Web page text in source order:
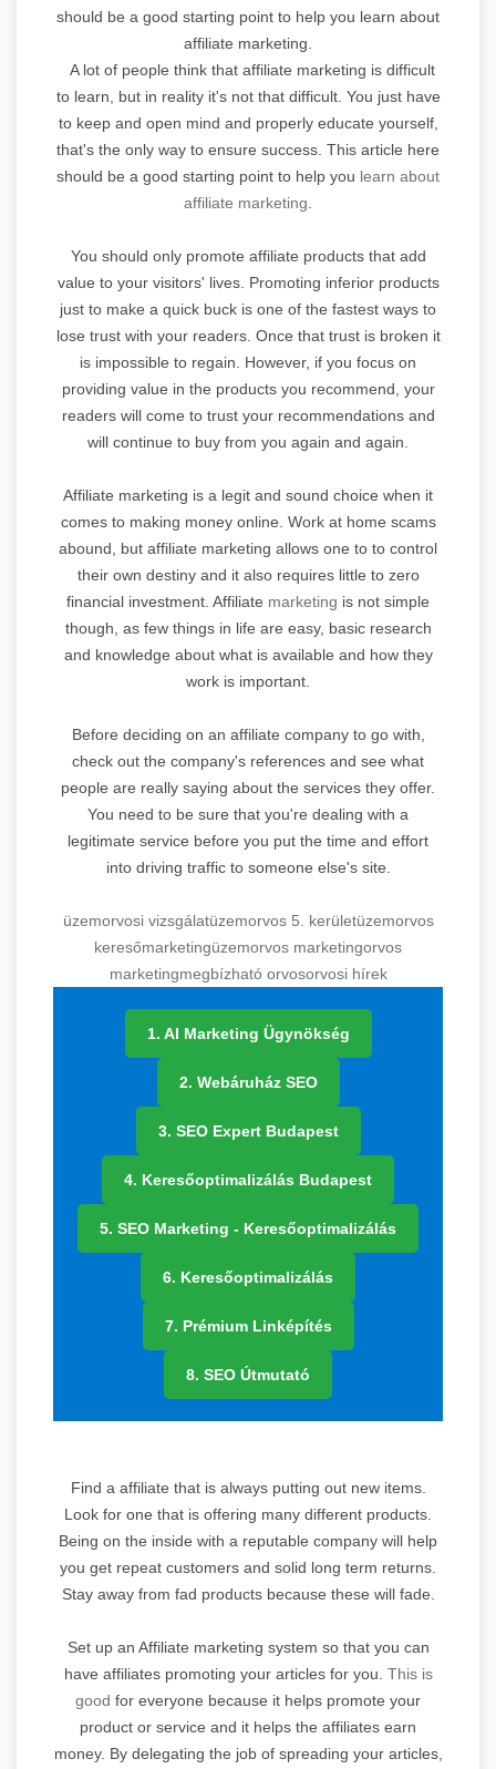
should be a good starting point to help you learn about
affiliate marketing.
A lot of people think that affiliate marketing is difficult
to learn, but in reality it's not that difficult. You just have
to keep and open mind and properly educate yourself,
that's the only way to ensure success. This article here
should be a good starting point to help you learn about
affiliate marketing
You should only promote affiliate products that add
value to your visitors' lives. Promoting inferior products
just to make a quick buck is one of the fastest ways to
lose trust with your readers. Once that trust is broken it
is impossible to regain. However, if you focus on
providing value in the products you recommend, your
readers will come to trust your recommendations and
will continue to buy from you again and again.
Affiliate marketing is a legit and sound choice when it
comes to making money online. Work at home scams
abound, but affiliate marketing allows one to to control
their own destiny and it also requires little to zero
financial investment. Affiliate marketing is not simple
though, as few things in life are easy, basic research
and knowledge about what is available and how they
work is important.
Before deciding on an affiliate company to go with,
check out the company's references and see what
people are really saying about the services they offer.
You need to be sure that you're dealing with a
legitimate service before you put the time and effort
into driving traffic to someone else's site.
üzemorvosi vizsgálatüzemorvos 5. kerületüzemorvos
keresőmarketingüzemorvos marketingorvos
marketingmegbízható orvosorvosi hírek
1. AI Marketing Ügynökség
2. Webáruház SEO
3. SEO Expert Budapest
4. Keresőoptimalizálás Budapest
5. SEO Marketing - Keresőoptimalizálás
6. Keresőoptimalizálás
7. Prémium Linképítés
8. SEO Útmutató
Find a affiliate that is always putting out new items.
Look for one that is offering many different products.
Being on the inside with a reputable company will help
you get repeat customers and solid long term returns.
Stay away from fad products because these will fade.
Set up an Affiliate marketing system so that you can
have affiliates promoting your articles for you. This is
good for everyone because it helps promote your
product or service and it helps the affiliates earn
money. By delegating the job of spreading your articles,